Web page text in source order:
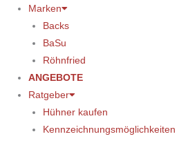
Marken
Backs
BaSu
Röhnfried
ANGEBOTE
Ratgeber
Hühner kaufen
Kennzeichnungsmöglichkeiten